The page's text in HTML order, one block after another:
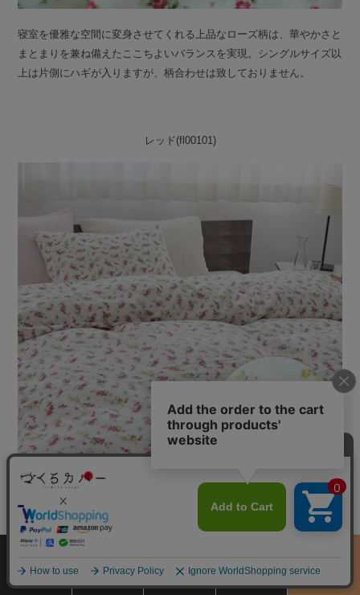
寝室を優雅な空間に変身させてくれる上品なローズ柄は、華やかさと
まとまりを兼ね備えたここちよいバランスを実現。シングルサイズ以
上は片側にハギが入りますが、柄合わせは致しておりません。
レッド(fl00101)
アイボリーに映える赤みのあるローズのお花柄。模様の中のイエロー
とブルーがバランス良く、華やかな空間に
ブルー(fl00102)
商品をさがす
サイズ
お買物ガイド カート